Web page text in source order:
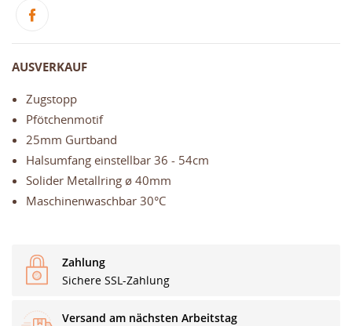
AUSVERKAUF
Zugstopp
Pfötchenmotif
25mm Gurtband
Halsumfang einstellbar 36 - 54cm
Solider Metallring ø 40mm
Maschinenwaschbar 30°C
Zahlung
Sichere SSL-Zahlung
Versand am nächsten Arbeitstag